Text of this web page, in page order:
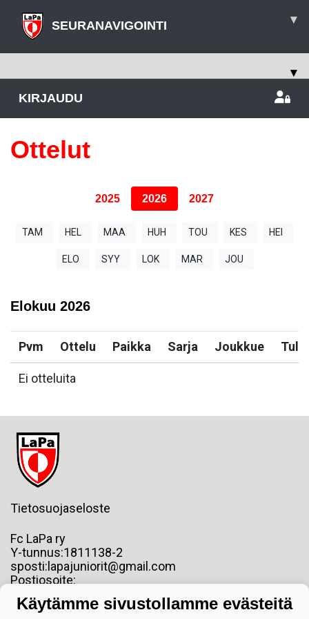
SEURANAVIGOINTI ▾
▾
KIRJAUDU
Ottelut
2025 2026 2027
TAM HEL MAA HUH TOU KES HEI
ELO SYY LOK MAR JOU
Elokuu 2026
Pvm Ottelu Paikka Sarja Joukkue
Ei otteluita
Tietosuojaseloste
Fc LaPa ry
Y-tunnus:1811138-2
sposti:lapajuniorit@gmail.com
Postiosoite:
53100 LAPPEENRANTA
Käytämme sivustollamme evästeitä